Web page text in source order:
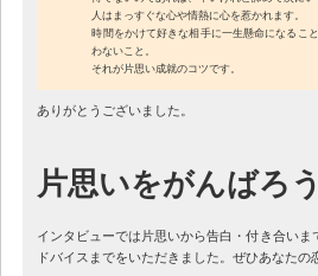
人はまっすぐな心や情熱に心を惹かれます。
時間をかけて好きな相手に一生懸命になるこ
わないこと。
それが片思い成就のコツです。
ありがとうございました。
片思いをがんばろ
インタビューでは片思いから告白・付き合いま
ドバイスまでをいただきました。ぜひあなたの